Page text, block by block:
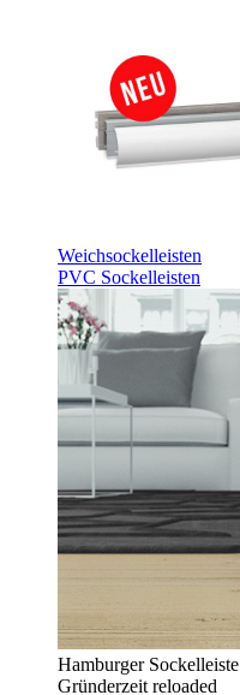
Weichsockelleisten
PVC Sockelleisten
Hamburger Sockelleiste
Gründerzeit reloaded